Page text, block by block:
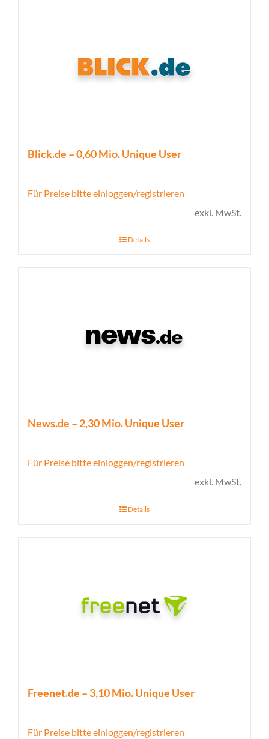
Blick.de – 0,60 Mio. Unique User
Für Preise bitte einloggen/registrieren
exkl. MwSt.
Details
News.de – 2,30 Mio. Unique User
Für Preise bitte einloggen/registrieren
exkl. MwSt.
Details
Freenet.de – 3,10 Mio. Unique User
Für Preise bitte einloggen/registrieren